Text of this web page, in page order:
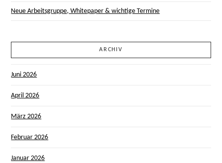
Neue Arbeitsgruppe, Whitepaper & wichtige Termine
ARCHIV
Juni 2026
April 2026
März 2026
Februar 2026
Januar 2026